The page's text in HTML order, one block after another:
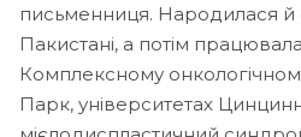
письменниця. Народилася й
Пакистані, а потім
Комплексному
Парк, університетах